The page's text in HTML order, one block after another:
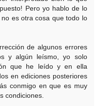
Pero yo hablo de lo
es otra cosa que todo lo
de algunos errores
y algún leísmo, yo solo
que he leído y en ella
en ediciones posteriores
conmigo en que es muy
condiciones.